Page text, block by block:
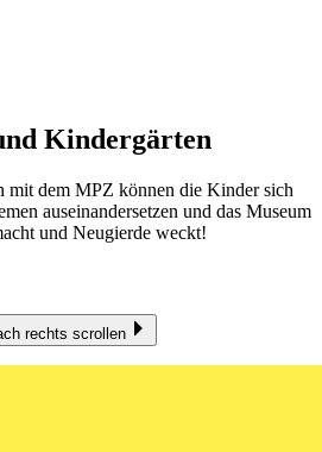
Kindergärten
mit dem MPZ können die Kinder sich
auseinandersetzen und das Museum
und Neugierde weckt!
rechts scrollen